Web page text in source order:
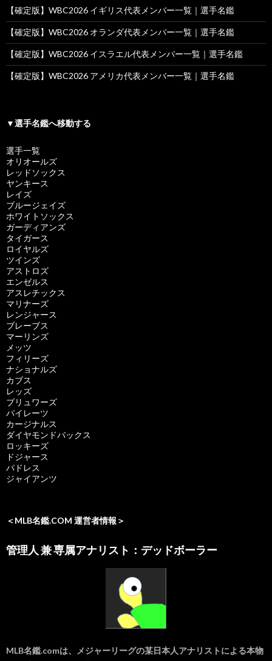
【確定版】WBC2026 イギリス代表メンバー一覧｜選手名鑑
【確定版】WBC2026 オランダ代表メンバー一覧｜選手名鑑
【確定版】WBC2026 イスラエル代表メンバー一覧｜選手名鑑
【確定版】WBC2026 アメリカ代表メンバー一覧｜選手名鑑
▼選手名鑑へ移動する
選手一覧
オリオールズ
レッドソックス
ヤンキース
レイズ
ブルージェイズ
ホワイトソックス
ガーディアンズ
タイガース
ロイヤルズ
ツインズ
アストロズ
エンゼルス
アスレチックス
マリナーズ
レンジャース
ブレーブス
マーリンズ
メッツ
フィリーズ
ナショナルズ
カブス
レッズ
ブリュワーズ
パイレーツ
カージナルス
ダイヤモンドバックス
ロッキーズ
ドジャース
パドレス
ジャイアンツ
＜MLB名鑑.COM 運営者情報＞
管理人 兼 専属アナリスト：デッドボーラー
MLB名鑑.comは、メジャーリーグの某日本人アナリストによる本物